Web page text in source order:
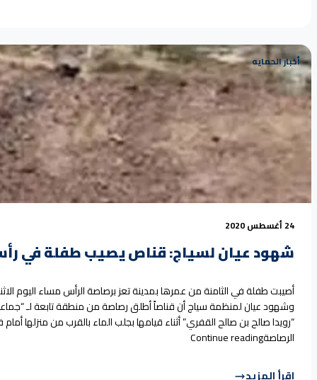
أخبار الحمايه
24 أغسطس 2020
شهود عيان لسياج: قناص يصيب طفلة في
وشهود عيان لمنظمة سياج أن قناصاً أطلق رصاصة من منطقة تابعة لـ “جماعة
“رويدا صالح بن صالح القفري” أثناء قيامها بجلب الماء بالقرب من منزلها
الرصاصةContinue reading“شهود عيان لسياج: قناص يصيب طفلة في رأسها
اقرأ المزيد